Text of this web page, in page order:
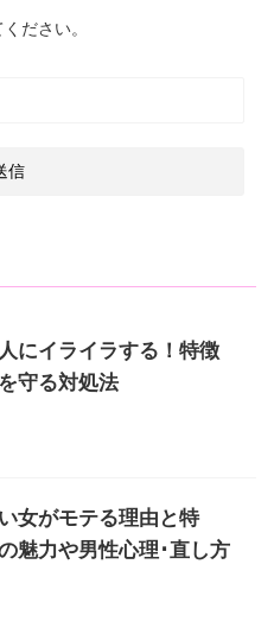
ださい。
にイライラする！特徴
守る対処法
女がモテる理由と特
魅力や男性心理･直し方